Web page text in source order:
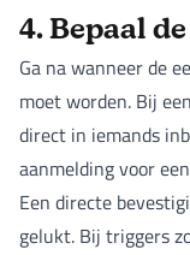
4. Bepaal
Ga na wanneer de
moet worden. Bij
direct in iemands
aanmelding voor
Een directe
gelukt. Bij triggers